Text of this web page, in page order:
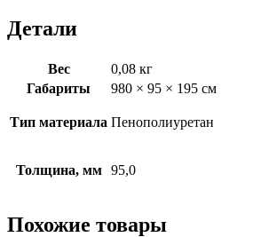
Детали
Вес
0,08 кг
Габариты
980 × 95 × 195 см
Тип материала Пенополиуретан
Толщина, мм 95,0
Похожие товары